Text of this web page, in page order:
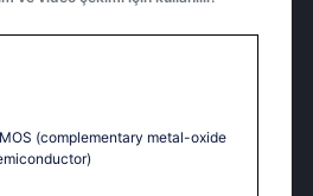
(complementary metal-oxide